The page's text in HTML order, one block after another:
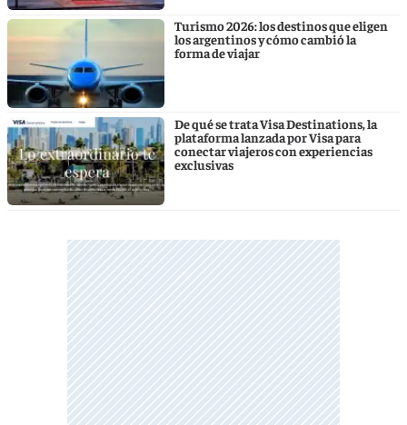
Turismo 2026: los destinos que eligen
los argentinos y cómo cambió la
forma de viajar
De qué se trata Visa Destinations, la
plataforma lanzada por Visa para
conectar viajeros con experiencias
exclusivas